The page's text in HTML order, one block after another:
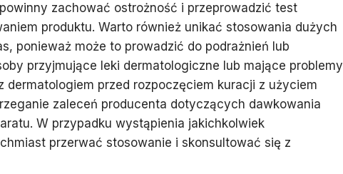
zachować ostrożność i przeprowadzić test
produktu. Warto również unikać stosowania dużych
ponieważ może to prowadzić do podrażnień lub
przyjmujące leki dermatologiczne lub mające problemy
dermatologiem przed rozpoczęciem kuracji z użyciem
zaleceń producenta dotyczących dawkowania
W przypadku wystąpienia jakichkolwiek
przerwać stosowanie i skonsultować się z